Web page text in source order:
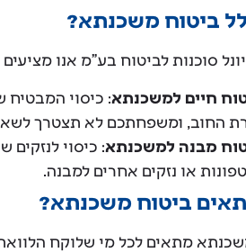
ביטוח משכנתא?
סוכנות לביטוח בע"מ אנו
חיים למשכנתא: כיסוי
החוב, ומשפחתכם לא תצטרך
מבנה למשכנתא: כיסוי לנזקים
או נזקים אחרים למבנה.
ביטוח משכנתא?
מתאים לכל מי שלוקח